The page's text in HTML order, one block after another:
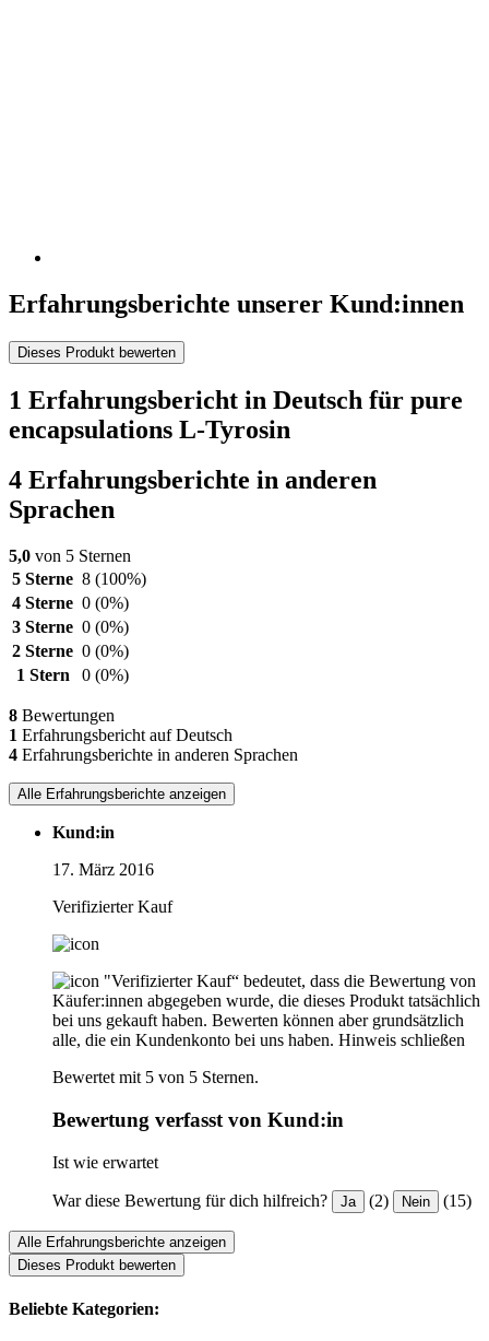
Erfahrungsberichte unserer Kund:innen
Dieses Produkt bewerten
1 Erfahrungsbericht in Deutsch für pure
encapsulations L-Tyrosin
4 Erfahrungsberichte in anderen
Sprachen
5,0 von 5 Sternen
5 Sterne 8 (100%)
4 Sterne 0 (0%)
3 Sterne 0 (0%)
2 Sterne 0 (0%)
1 Stern
0 (0%)
8 Bewertungen
1 Erfahrungsbericht auf Deutsch
4 Erfahrungsberichte in anderen Sprachen
Alle Erfahrungsberichte anzeigen
Kund:in
17. März 2016
Verifizierter Kauf
"Verifizierter Kauf“ bedeutet, dass die Bewertung von
Käufer:innen abgegeben wurde, die dieses Produkt tatsächlich
bei uns gekauft haben. Bewerten können aber grundsätzlich
alle, die ein Kundenkonto bei uns haben. Hinweis schließen
Bewertet mit 5 von 5 Sternen.
Bewertung verfasst von Kund:in
Ist wie erwartet
War diese Bewertung für dich hilfreich? Ja (2) Nein (15)
Alle Erfahrungsberichte anzeigen
Dieses Produkt bewerten
Beliebte Kategorien: